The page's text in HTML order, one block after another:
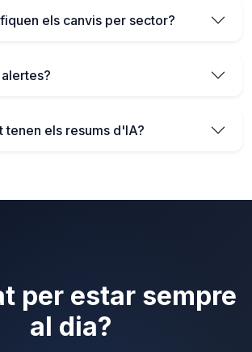
els canvis per sector?
tenen els resums d'IA?
per estar sempre
al dia?